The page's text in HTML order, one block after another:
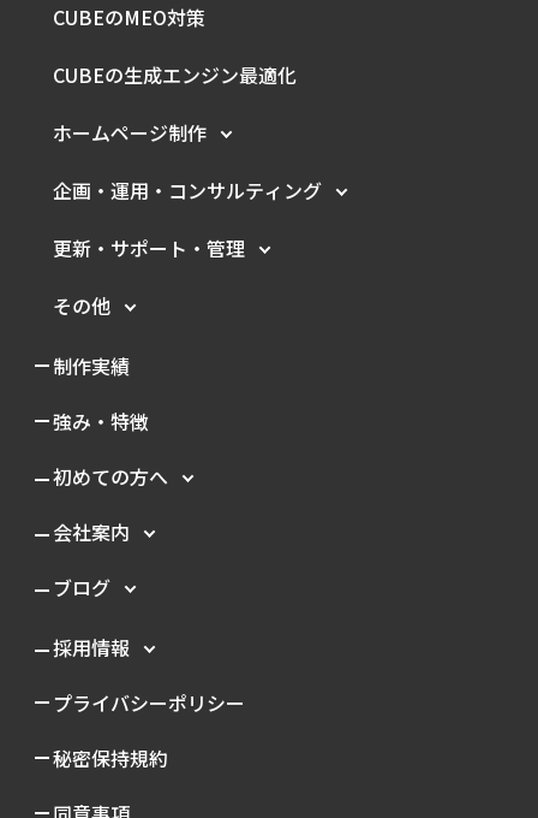
CUBEのMEO対策
CUBEの生成エンジン最適化
ホームページ制作
企画・運用・ コンサルティング
更新・サポート・管理
その他
制作実績
強み・特徴
初めての方へ
会社案内
ブログ
採用情報
プライバシーポリシー
秘密保持規約